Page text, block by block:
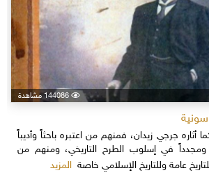
144086 مشاهدة
أثاره جرجي زيدان، فمنهم من اعتبره باحثاً وأديباً
في إسلوب الطرح التاريخي، ومنهم من
عامة وللتاريخ الإسلامي خاصةالمزيد